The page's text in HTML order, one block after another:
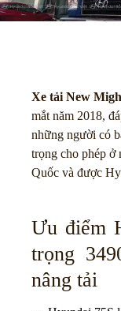
Xe tải New
mắt năm 2018,
những người có
trọng cho phép ở
Quốc và được
Ưu điểm
trọng
nâng tải